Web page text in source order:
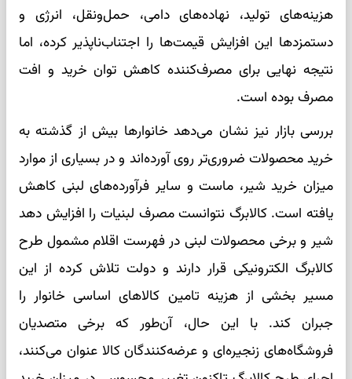
هزینه‌های تولید، نهاده‌های دامی، حمل‌ونقل، انرژی و
دستمزدها این افزایش قیمت‌ها را اجتناب‌ناپذیر کرده، اما
نتیجه نهایی برای مصرف‌کننده کاهش توان خرید و افت
مصرف بوده است.
بررسی بازار نیز نشان می‌دهد خانوارها بیش از گذشته به
خرید محصولات ضروری‌تر روی آورده‌اند و در بسیاری از موارد
میزان خرید شیر، ماست و سایر فرآورده‌های لبنی کاهش
یافته است. کالابرگ نتوانست مصرف لبنیات را افزایش دهد
شیر و برخی محصولات لبنی در فهرست اقلام مشمول طرح
کالابرگ الکترونیکی قرار دارند و دولت تلاش کرده از این
مسیر بخشی از هزینه تامین کالاهای اساسی خانوار را
جبران کند. با این حال، آن‌طور که برخی متصدیان
فروشگاه‌های زنجیره‌ای و عرضه‌کنندگان کالا عنوان می‌کنند،